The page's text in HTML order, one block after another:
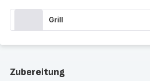
Grill
Zubereitung